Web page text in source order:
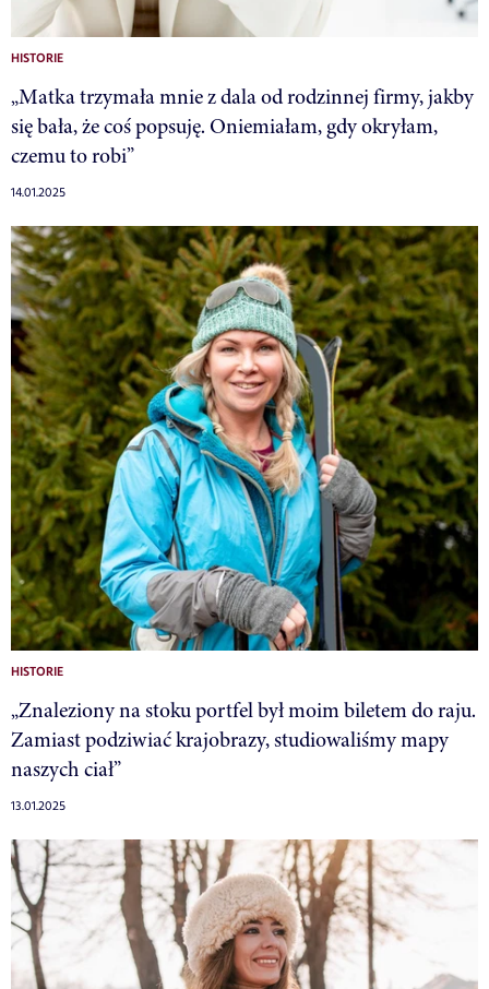
HISTORIE
„Matka trzymała mnie z dala od rodzinnej firmy, jakby
się bała, że coś popsuję. Oniemiałam, gdy okryłam,
czemu to robi”
14.01.2025
HISTORIE
„Znaleziony na stoku portfel był moim biletem do raju.
Zamiast podziwiać krajobrazy, studiowaliśmy mapy
naszych ciał”
13.01.2025